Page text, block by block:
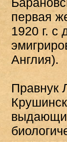
первая
1920 г. с
Англия).
Правнук